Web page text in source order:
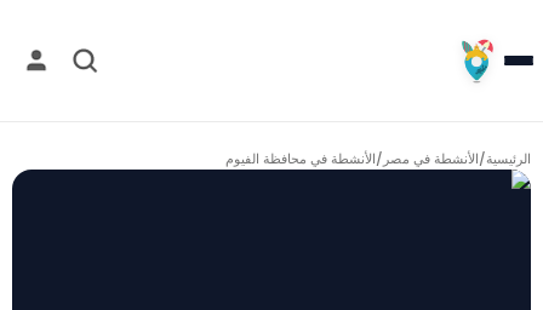
الرئيسية/الأنشطة في مصر /الأنشطة في محافظة الفيوم